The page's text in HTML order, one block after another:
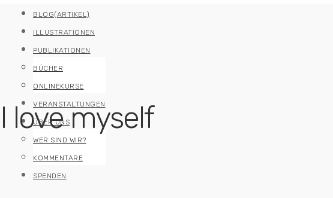
BLOG(ARTIKEL)
ILLUSTRATIONEN
PUBLIKATIONEN
BÜCHER
ONLINEKURSE
VERANSTALTUNGEN
ÜBER UNS
WER SIND WIR?
KOMMENTARE
SPENDEN
I love myself